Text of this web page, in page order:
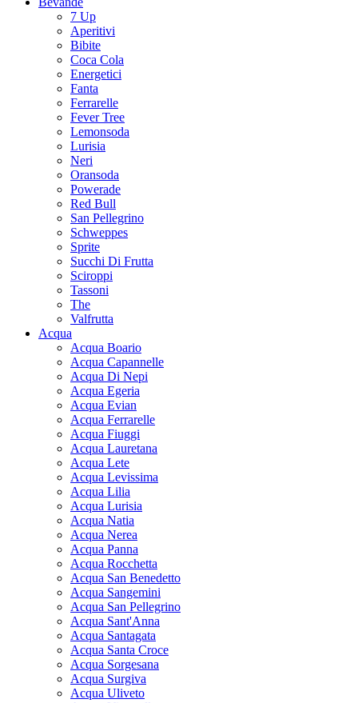
7 Up
Aperitivi
Bibite
Coca Cola
Energetici
Fanta
Ferrarelle
Fever Tree
Lemonsoda
Lurisia
Neri
Oransoda
Powerade
Red Bull
San Pellegrino
Schweppes
Sprite
Succhi Di Frutta
Sciroppi
Tassoni
The
Valfrutta
Acqua
Acqua Boario
Acqua Capannelle
Acqua Di Nepi
Acqua Egeria
Acqua Evian
Acqua Ferrarelle
Acqua Fiuggi
Acqua Lauretana
Acqua Lete
Acqua Levissima
Acqua Lilia
Acqua Lurisia
Acqua Natia
Acqua Nerea
Acqua Panna
Acqua Rocchetta
Acqua San Benedetto
Acqua Sangemini
Acqua San Pellegrino
Acqua Sant'Anna
Acqua Santagata
Acqua Santa Croce
Acqua Sorgesana
Acqua Surgiva
Acqua Uliveto